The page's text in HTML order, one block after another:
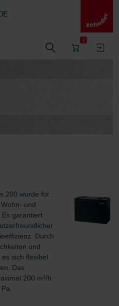
0
200 wurde für
und
Es garantiert
Durch
und
sich flexibel
Das
200 m³/h